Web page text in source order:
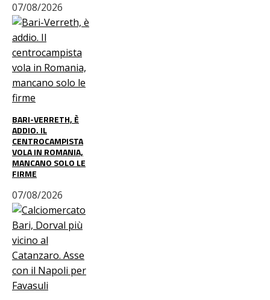
07/08/2026
BARI-VERRETH, È
ADDIO. IL
CENTROCAMPISTA
VOLA IN ROMANIA,
MANCANO SOLO LE
FIRME
07/08/2026